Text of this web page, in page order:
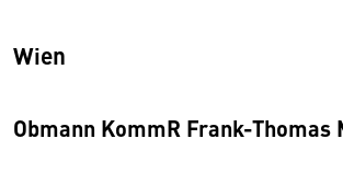
Wien
Obmann KommR Frank-Thomas